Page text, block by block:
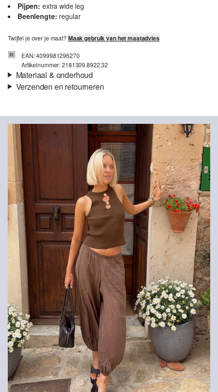
Pijpen: extra wide leg
Beenlengte: regular
Twijfel je over je maat? Maak gebruik van het maatadvies
EAN: 4099981296270
Artikelnummer: 2181309.8922.32
Materiaal & onderhoud
Voering: Katoenen voering
Materiaal: Katoen
Niet bleken met chloor
Niet geschikt voor de droger
Fijnwasprogramma 30 °C
Niet heet strijken
Geen chemische reiniging mogelijk
Verzenden en retourneren
Je bestelling wordt binnen 3-5 werkdagen verzonden door bpost.
De verzendkosten voor een standaardlevering zijn €4,95
Retourneren
Je kunt je artikelen binnen 14 dagen gratis aan ons retourneren.
Als je onze s.Oliver Card hebt, kun je artikelen zelfs binnen 30
dagen gratis retourneren.